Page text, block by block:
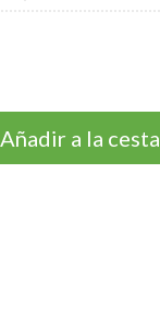
Añadir a la cesta